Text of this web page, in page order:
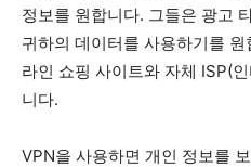
정보를 원합니다. 그들은 광고
귀하의 데이터를 사용하기를
라인 쇼핑 사이트와 자체 ISP(
니다.
VPN을 사용하면 개인 정보를